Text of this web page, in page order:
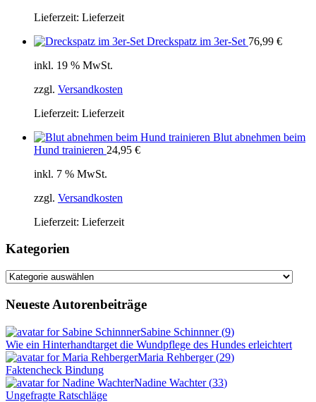
Lieferzeit: Lieferzeit
Dreckspatz im 3er-Set 76,99 €
inkl. 19 % MwSt.
zzgl. Versandkosten
Lieferzeit: Lieferzeit
Blut abnehmen beim
Hund trainieren 24,95 €
inkl. 7 % MwSt.
zzgl. Versandkosten
Lieferzeit: Lieferzeit
Kategorien
Kategorien
Neueste Autorenbeiträge
Sabine Schinnner(9)
Wie ein Hinterhandtarget die Wundpflege des Hundes erleichtert
Maria Rehberger(29)
Faktencheck Bindung
Nadine Wachter(33)
Ungefragte Ratschläge